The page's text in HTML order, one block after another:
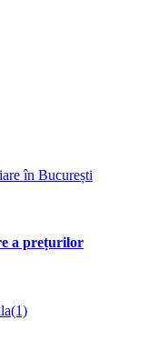
a prețurilor